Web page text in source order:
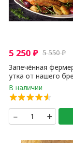
5 250₽ 5 550₽
Запечённая
утка от нашего
FS ( примерный вес
утки 2 - 3 кг ) 1кг
– +